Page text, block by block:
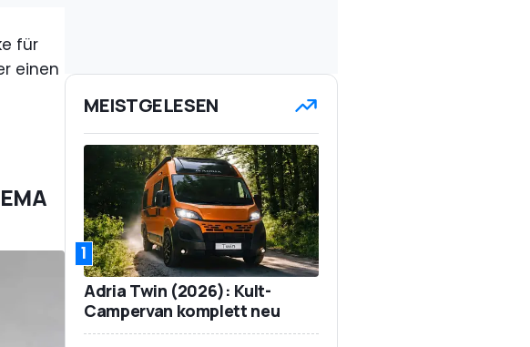
für
einen
MEISTGELESEN
1
Adria Twin (2026): Kult-
Campervan komplett neu